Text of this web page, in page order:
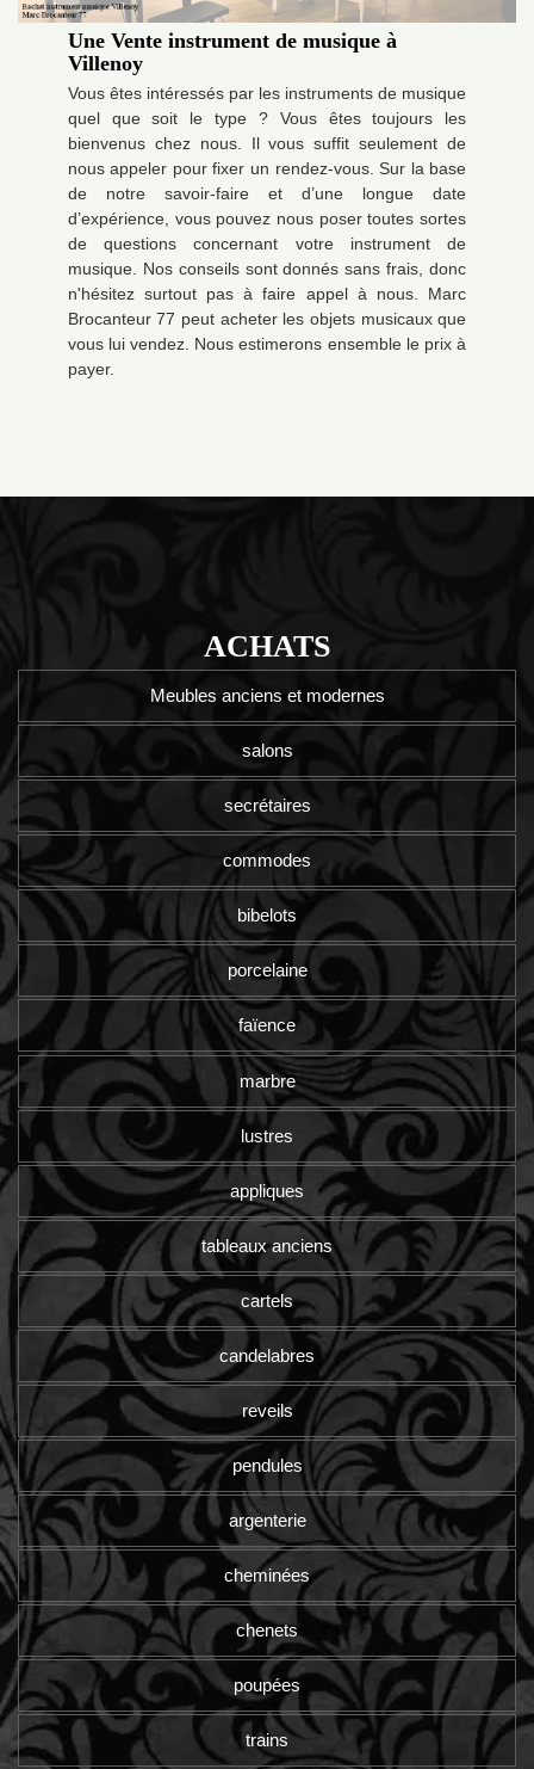
Une Vente instrument de musique à
Villenoy
Vous êtes intéressés par les instruments de musique
quel que soit le type ? Vous êtes toujours les
bienvenus chez nous. Il vous suffit seulement de
nous appeler pour fixer un rendez-vous. Sur la base
de notre savoir-faire et d’une longue date
d’expérience, vous pouvez nous poser toutes sortes
de questions concernant votre instrument de
musique. Nos conseils sont donnés sans frais, donc
n'hésitez surtout pas à faire appel à nous. Marc
Brocanteur 77 peut acheter les objets musicaux que
vous lui vendez. Nous estimerons ensemble le prix à
payer.
ACHATS
Meubles anciens et modernes
salons
secrétaires
commodes
bibelots
porcelaine
faïence
marbre
lustres
appliques
tableaux anciens
cartels
candelabres
reveils
pendules
argenterie
cheminées
chenets
poupées
trains